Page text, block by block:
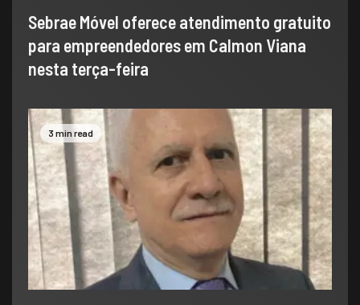
Sebrae Móvel oferece atendimento gratuito
para empreendedores em Calmon Viana
nesta terça-feira
3 min read